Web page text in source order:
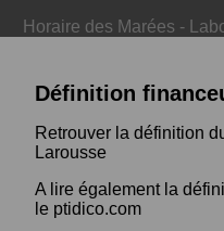
Horaire des Marées -
Définition
Retrouver la définition
Larousse
A lire également la
le ptidico.com